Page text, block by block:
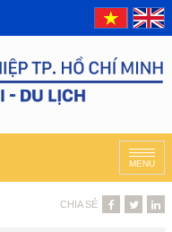
MENU
CHIA SẺ